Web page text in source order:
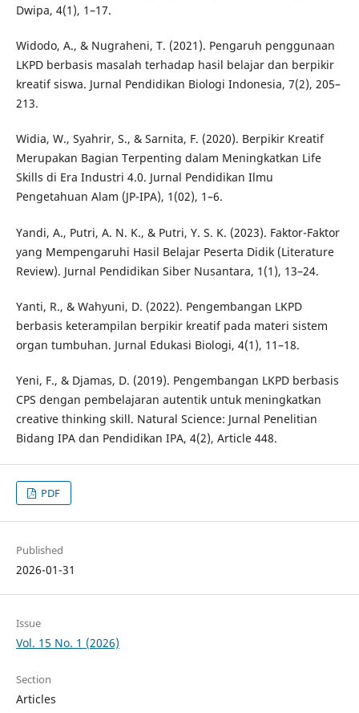
Dwipa, 4(1), 1–17.
Widodo, A., & Nugraheni, T. (2021). Pengaruh penggunaan
LKPD berbasis masalah terhadap hasil belajar dan berpikir
kreatif siswa. Jurnal Pendidikan Biologi Indonesia, 7(2), 205–
213.
Widia, W., Syahrir, S., & Sarnita, F. (2020). Berpikir Kreatif
Merupakan Bagian Terpenting dalam Meningkatkan Life
Skills di Era Industri 4.0. Jurnal Pendidikan Ilmu
Pengetahuan Alam (JP-IPA), 1(02), 1–6.
Yandi, A., Putri, A. N. K., & Putri, Y. S. K. (2023). Faktor-Faktor
yang Mempengaruhi Hasil Belajar Peserta Didik (Literature
Review). Jurnal Pendidikan Siber Nusantara, 1(1), 13–24.
Yanti, R., & Wahyuni, D. (2022). Pengembangan LKPD
berbasis keterampilan berpikir kreatif pada materi sistem
organ tumbuhan. Jurnal Edukasi Biologi, 4(1), 11–18.
Yeni, F., & Djamas, D. (2019). Pengembangan LKPD berbasis
CPS dengan pembelajaran autentik untuk meningkatkan
creative thinking skill. Natural Science: Jurnal Penelitian
Bidang IPA dan Pendidikan IPA, 4(2), Article 448.
PDF
Published
2026-01-31
Issue
Vol. 15 No. 1 (2026)
Section
Articles